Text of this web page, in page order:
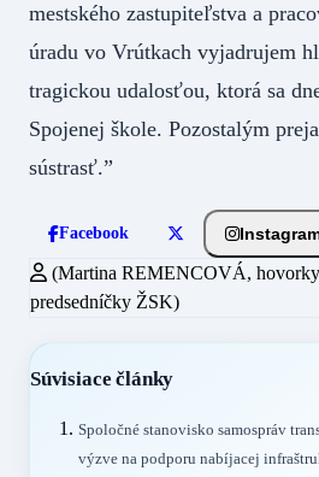
mestského zastupiteľstva a
úradu vo Vrútkach vyjadrujem
tragickou udalosťou, ktorá sa
Spojenej škole. Pozostalým
sústrasť.”
Facebook
(Martina REMENCOVÁ,
predsedníčky ŽSK)
Súvisiace články
Spoločné stanovisko samospráv
výzve na podporu nabíjacej